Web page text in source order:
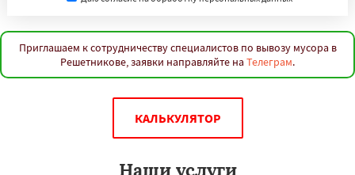
Приглашаем к сотрудничеству специалистов по вывозу мусора в
Решетникове, заявки направляйте на Телеграм.
КАЛЬКУЛЯТОР
Наши услуги